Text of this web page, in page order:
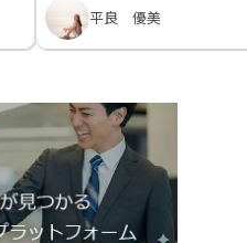
平良 優美